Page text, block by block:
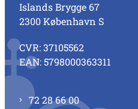
Islands Brygge 67
2300 København S
CVR: 37105562
EAN: 5798000363311
72 28 66 00